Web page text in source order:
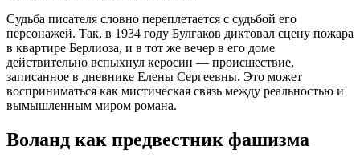
Судьба писателя словно переплетается с судьбой его
персонажей. Так, в 1934 году Булгаков диктовал сцену пожара
в квартире Берлиоза, и в тот же вечер в его доме
действительно вспыхнул керосин — происшествие,
записанное в дневнике Елены Сергеевны. Это может
восприниматься как мистическая связь между реальностью и
вымышленным миром романа.
Воланд как предвестник фашизма